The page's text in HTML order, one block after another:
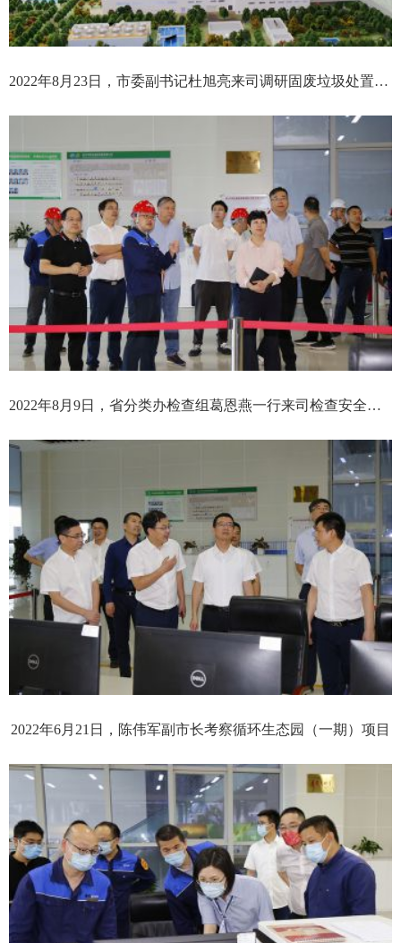
2022年8月23日，市委副书记杜旭亮来司调研固废垃圾处置情况
2022年8月9日，省分类办检查组葛恩燕一行来司检查安全生产工作
2022年6月21日，陈伟军副市长考察循环生态园（一期）项目